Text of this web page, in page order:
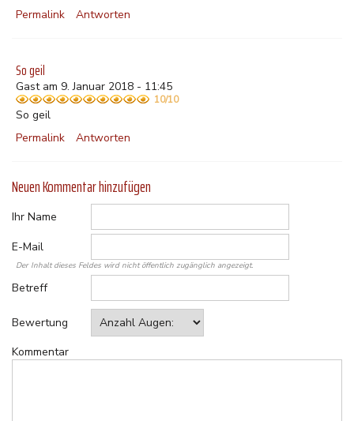
Permalink
Antworten
So geil
Gast am 9. Januar 2018 - 11:45
10/10
So geil
Permalink
Antworten
Neuen Kommentar hinzufügen
Ihr Name
E-Mail
Der Inhalt dieses Feldes wird nicht öffentlich zugänglich angezeigt.
Betreff
Bewertung
Kommentar